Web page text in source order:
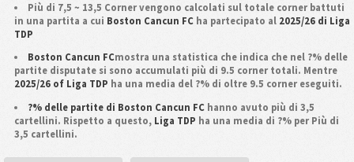
Più di 7,5 ~ 13,5 Corner vengono calcolati sul totale corner battuti
in una partita a cui Boston Cancun FCha partecipato al 2025/26 di Liga
TDP
Boston Cancun FCmostra una statistica che indica che nel ?% delle
partite disputate si sono accumulati più di 9.5 corner totali. Mentre
2025/26 of Liga TDP ha una media del ?% di oltre 9.5 corner eseguiti.
?% delle partite di Boston Cancun FC hanno avuto più di 3,5
cartellini. Rispetto a questo, Liga TDP ha una media di ?% per Più di
3,5 cartellini.